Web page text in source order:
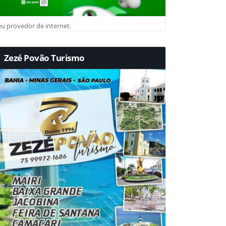
provedor de internet.
Zezé Povão Turismo